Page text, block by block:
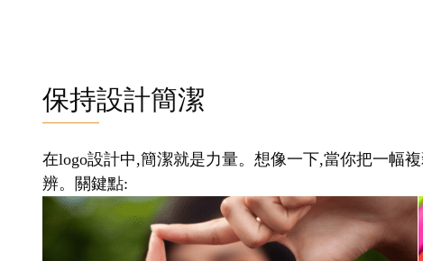
保持設計簡潔
在logo設計中,簡潔就是力量。想像一下,當你把一幅
辨。關鍵點: